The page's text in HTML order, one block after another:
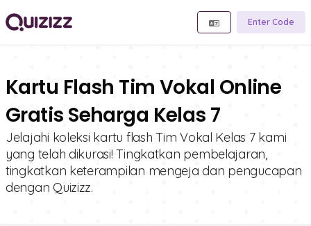
Enter Code
Kartu Flash Tim Vokal Online
Gratis Seharga Kelas 7
Jelajahi koleksi kartu flash Tim Vokal Kelas 7 kami
yang telah dikurasi! Tingkatkan pembelajaran,
tingkatkan keterampilan mengeja dan pengucapan
dengan Quizizz.